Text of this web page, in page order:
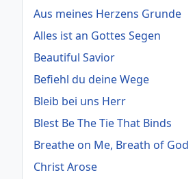
Aus meines Herzens Grunde
Alles ist an Gottes Segen
Beautiful Savior
Befiehl du deine Wege
Bleib bei uns Herr
Blest Be The Tie That Binds
Breathe on Me, Breath of God
Christ Arose